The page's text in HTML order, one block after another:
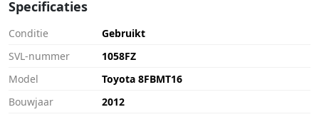
Specificaties
Conditie
Gebruikt
SVL-nummer
1058FZ
Model
Toyota 8FBMT16
Bouwjaar
2012